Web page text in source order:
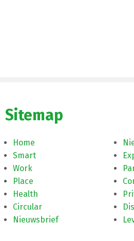
Sitemap
Home
Smart
Work
Place
Health
Circular
Nieuwsbrief